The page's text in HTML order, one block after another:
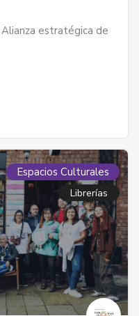
estratégica de
Espacios Culturales
Librerías